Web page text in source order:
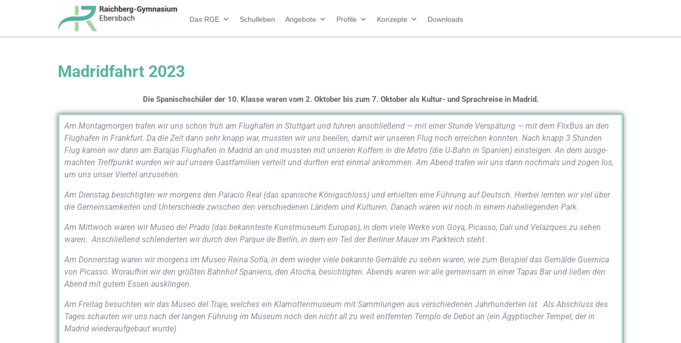
Das RGE Schul­le­ben Angebote Profile Konzepte Down­loads
Madrid­fahrt 2023
Die Spa­nisch­schü­ler der 10. Klas­se waren vom 2. Okto­ber bis zum 7. Okto­ber als Kul­tur- und Sprach­rei­se in Madrid.
Am Mon­tag­mor­gen tra­fen wir uns schon früh am Flug­ha­fen in Stutt­gart und fuh­ren anschlie­ßend — mit einer Stun­de Ver­spä­tung — mit dem Flix­Bus an den
Flug­ha­fen in Frank­furt. Da die Zeit dann sehr knapp war, muss­ten wir uns beei­len, damit wir unse­ren Flug noch errei­chen konn­ten. Nach knapp 3 Stun­den
Flug kamen wir dann am Bara­jas Flug­ha­fen in Madrid an und muss­ten mit unse­ren Kof­fern in die Metro (die U‑Bahn in Spa­ni­en) ein­stei­gen. An dem aus­ge­
mach­ten Treff­punkt wur­den wir auf unse­re Gast­fa­mi­li­en ver­teilt und durf­ten erst ein­mal ankom­men. Am Abend tra­fen wir uns dann noch­mals und zogen los,
um uns unser Vier­tel anzusehen.
Am Diens­tag besich­tig­ten wir mor­gens den Pala­cio Real (das spa­ni­sche König­schloss) und erhiel­ten eine Füh­rung auf Deutsch. Hier­bei lern­ten wir viel über
die Gemein­sam­kei­ten und Unter­schie­de zwi­schen den ver­schie­de­nen Län­dern und Kul­tu­ren. Danach waren wir noch in einem nahe­lie­gen­den Park.
Am Mitt­woch waren wir Museo del Pra­do (das bekann­tes­te Kunst­mu­se­um Euro­pas), in dem vie­le Wer­ke von Goya, Picas­so, Dali und Velaz­ques zu sehen
waren. Anschlie­ßend schlen­der­ten wir durch den Par­que de Ber­lín, in dem ein Teil der Ber­li­ner Mau­er im Park­teich steht.
Am Don­ners­tag waren wir mor­gens im Museo Rei­na Sofía, in dem wie­der vie­le bekann­te Gemäl­de zu sehen waren, wie zum Bei­spiel das Gemäl­de Guer­ni­ca
von Picas­so. Wor­auf­hin wir den größ­ten Bahn­hof Spa­ni­ens, den Ato­cha, besich­tig­ten. Abends waren wir alle gemein­sam in einer Tapas Bar und lie­ßen den
Abend mit gutem Essen ausklingen.
Am Frei­tag besuch­ten wir das Museo del Tra­je, wel­ches ein Kla­mot­ten­mu­se­um mit Samm­lun­gen aus ver­schie­de­nen Jahr­hun­der­ten ist. Als Abschluss des
Tages schau­ten wir uns nach der lan­gen Füh­rung im Muse­um noch den nicht all zu weit ent­fern­ten Tem­plo de Debot an (ein Ägyp­ti­scher Tem­pel, der in
Madrid wie­der­auf­ge­baut wurde)